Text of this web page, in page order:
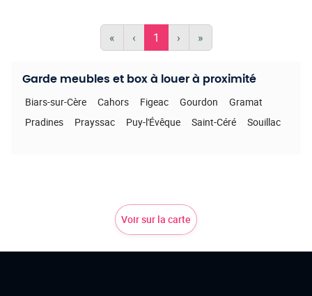
« ‹ 1 › »
Garde meubles et box à louer à proximité
Biars-sur-Cère Cahors Figeac Gourdon
Gramat
Pradines
Prayssac Puy-l'Évêque Saint-Céré Souillac
Voir sur la carte